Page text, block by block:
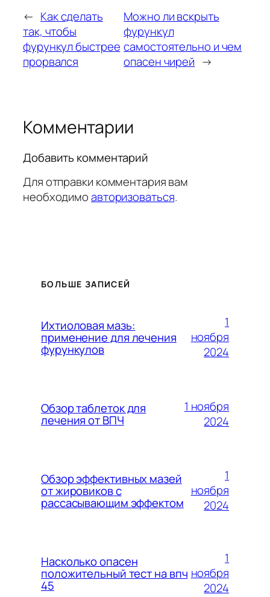
← Как сделать
так, чтобы
фурункул быстрее
прорвался
Можно ли вскрыть
фурункул
самостоятельно и чем
опасен чирей →
Комментарии
Добавить комментарий
Для отправки комментария вам
необходимоавторизоваться.
БОЛЬШЕ ЗАПИСЕЙ
Ихтиоловая мазь:
применение для лечения
фурункулов
1
ноября
2024
Обзор таблеток для
лечения от ВПЧ
1 ноября
2024
Обзор эффективных мазей
от жировиков с
рассасывающим эффектом
1
ноября
2024
Насколько опасен
положительный тест на впч
45
1
ноября
2024